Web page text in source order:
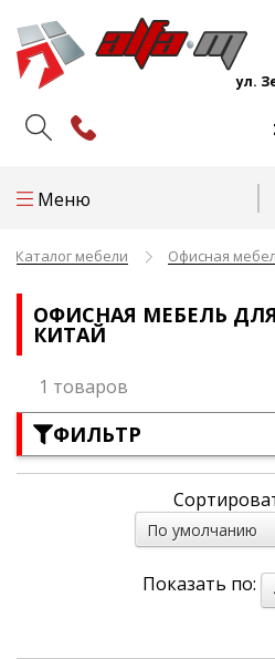
ул.
Меню
Каталог мебели Офисная
ОФИСНАЯ МЕБЕЛЬ
КИТАЙ
1 товаров
ФИЛЬТР
По умолчанию
Показать по: